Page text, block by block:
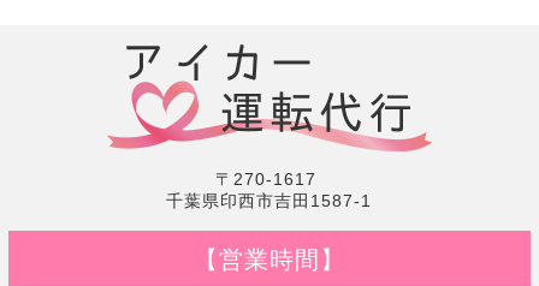
〒270-1617
千葉県印西市吉田1587-1
【営業時間】